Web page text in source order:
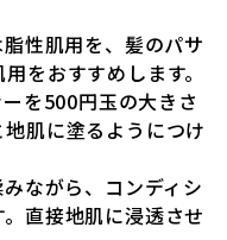
性肌用を、髪のパサ
をおすすめします。
を500円玉の大きさ
肌に塗るようにつけ
ながら、コンディシ
直接地肌に浸透させ